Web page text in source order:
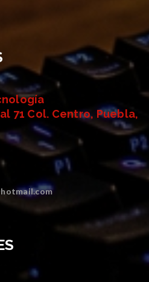
71 Col. Centro, Puebla,